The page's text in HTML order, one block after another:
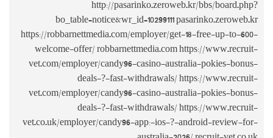
https://
vet.com/
vet.com/
vet.co.uk/